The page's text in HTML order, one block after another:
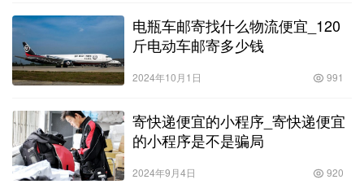
电瓶车邮寄找什么物流便宜_120
斤电动车邮寄多少钱
2024年10月1日 991
寄快递便宜的小程序_寄快递便宜
的小程序是不是骗局
2024年9月4日 920